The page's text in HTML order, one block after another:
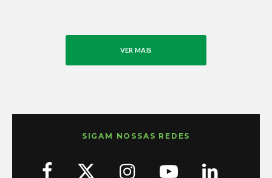
VER MAIS
SIGAM NOSSAS REDES